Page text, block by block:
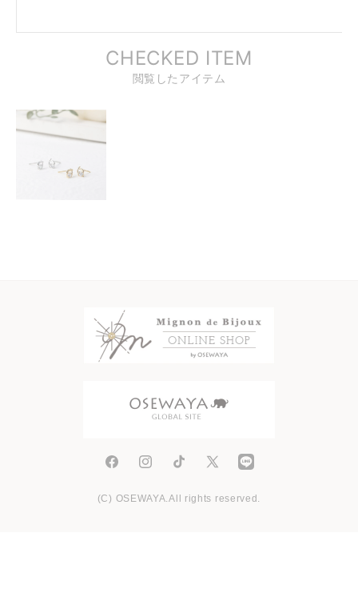
CHECKED ITEM
閲覧したアイテム
FacebookInstagramTikTok
X
(C) OSEWAYA.All rights reserved.